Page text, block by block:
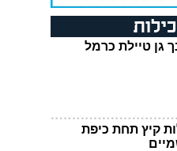
גן טיילת כרמל
קיץ תחת כיפת